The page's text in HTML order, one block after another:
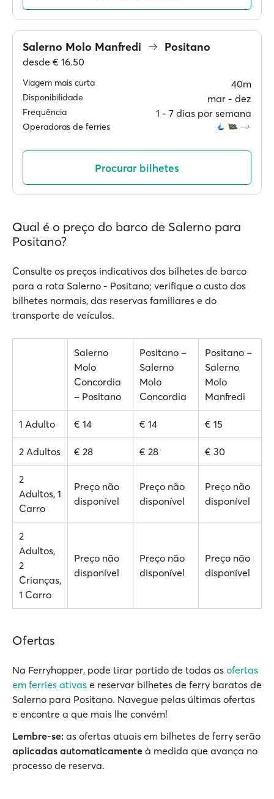
Salerno Molo Manfredi Positano
desde € 16.50
Viagem mais curta 40m
Disponibilidade mar ‐ dez
Frequência 1 ‐ 7 dias por semana
Operadoras de ferries
Procurar bilhetes
Qual é o preço do barco de Salerno para
Positano?
Consulte os preços indicativos dos bilhetes de barco
para a rota Salerno - Positano; verifique o custo dos
bilhetes normais, das reservas familiares e do
transporte de veículos.
Salerno
Molo
Concordia
– Positano
Positano –
Salerno
Molo
Concordia
Positano –
Salerno
Molo
Manfredi
1 Adulto € 14 € 14 € 15
2 Adultos € 28 € 28 € 30
2
Adultos, 1
Carro
Preço não
disponível
Preço não
disponível
Preço não
disponível
2
Adultos,
2
Crianças,
1 Carro
Preço não
disponível
Preço não
disponível
Preço não
disponível
Ofertas
Na Ferryhopper, pode tirar partido de todas as ofertas
em ferries ativas e reservar bilhetes de ferry baratos de
Salerno para Positano. Navegue pelas últimas ofertas
e encontre a que mais lhe convém!
Lembre-se: as ofertas atuais em bilhetes de ferry serão
aplicadas automaticamente à medida que avança no
processo de reserva.